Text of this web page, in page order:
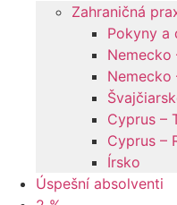
Zahraničná
Pokyny a
Nemecko
Nemecko
Cyprus –
Cyprus –
Írsko
Úspešní absolventi